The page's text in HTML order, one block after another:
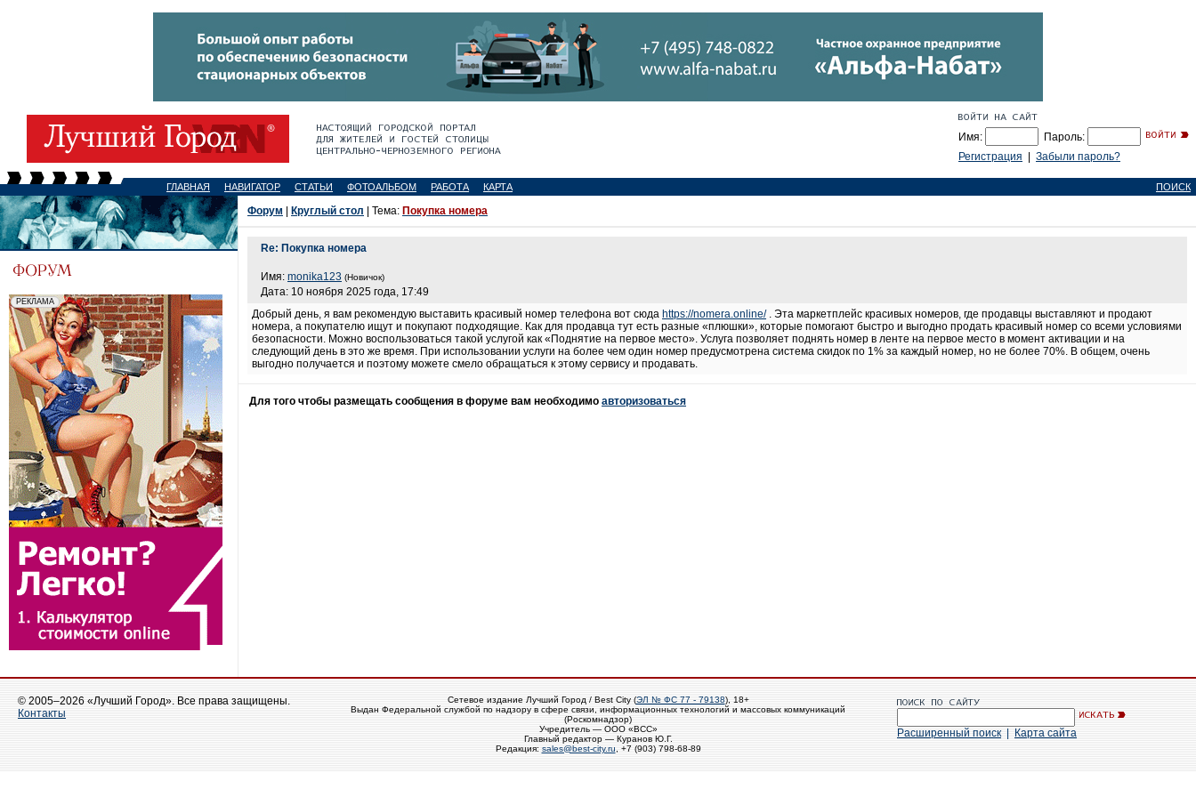
Имя:
Пароль:
Регистрация
Забыли пароль?
ГЛАВНАЯ НАВИГАТОР СТАТЬИ ФОТОАЛЬБОМ РАБОТА КАРТА ПОИСК
Форум Круглый стол | Тема: Покупка номера
Re: Покупка номера
Имя: monika123 (Новичок)
Дата: 10 ноября 2025 года, 17:49
Добрый день, я вам рекомендую выставить красивый номер телефона вот сюда https://nomera.online/. Эта маркетплейс красивых номеров, где продавцы выставляют и продают
номера, а покупателю ищут и покупают подходящие. Как для продавца тут есть разные «плюшки», которые помогают быстро и выгодно продать красивый номер со всеми условиями
безопасности. Можно воспользоваться такой услугой как «Поднятие на первое место». Услуга позволяет поднять номер в ленте на первое место в момент активации и на
следующий день в это же время. При использовании услуги на более чем один номер предусмотрена система скидок по 1% за каждый номер, но не более 70%. В общем, очень
выгодно получается и поэтому можете смело обращаться к этому сервису и продавать.
Для того чтобы размещать сообщения в форуме вам необходимо авторизоваться
© 2005–2026 «Лучший Город». Все права защищены.
Контакты
Сетевое издание Лучший Город / Best City (ЭЛ № ФС 77 - 79138), 18+
Выдан Федеральной службой по надзору в сфере связи, информационных технологий и массовых коммуникаций
(Роскомнадзор)
Учредитель — ООО «ВСС»
Главный редактор — Куранов Ю.Г.
Редакция: sales@best-city.ru , +7 (903) 798-68-89
Расширенный поиск Карта сайта